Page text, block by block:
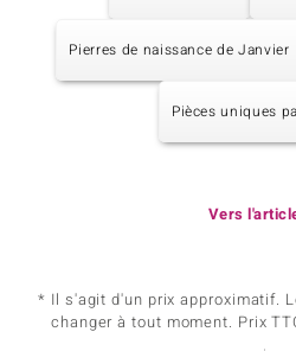
Pierres de naissance de Janvier
Pièces uniques
Vers
* Il s'agit d'un prix approximatif.
changer à tout moment. Prix